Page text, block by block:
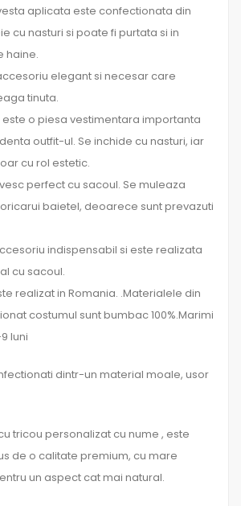
aplicata este confectionata din
cu nasturi si poate fi purtata si in
haine.
elegant si necesar care
tinuta.
o piesa vestimentara importanta
outfit-ul. Se inchide cu nasturi, iar
cu rol estetic.
perfect cu sacoul. Se muleaza
baietel, deoarece sunt prevazuti
indispensabil si este realizata
cu sacoul.
realizat in Romania. .Materialele din
costumul sunt bumbac 100%.Marimi
luni
dintr-un material moale, usor
tricou personalizat cu nume , este
de o calitate premium, cu mare
un aspect cat mai natural.